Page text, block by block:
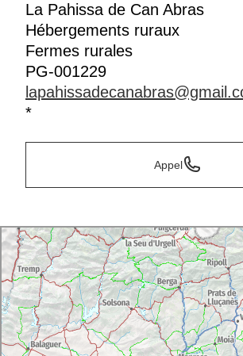
La Pahissa de Can Abras
Hébergements ruraux
Fermes rurales
PG-001229
*
Appel